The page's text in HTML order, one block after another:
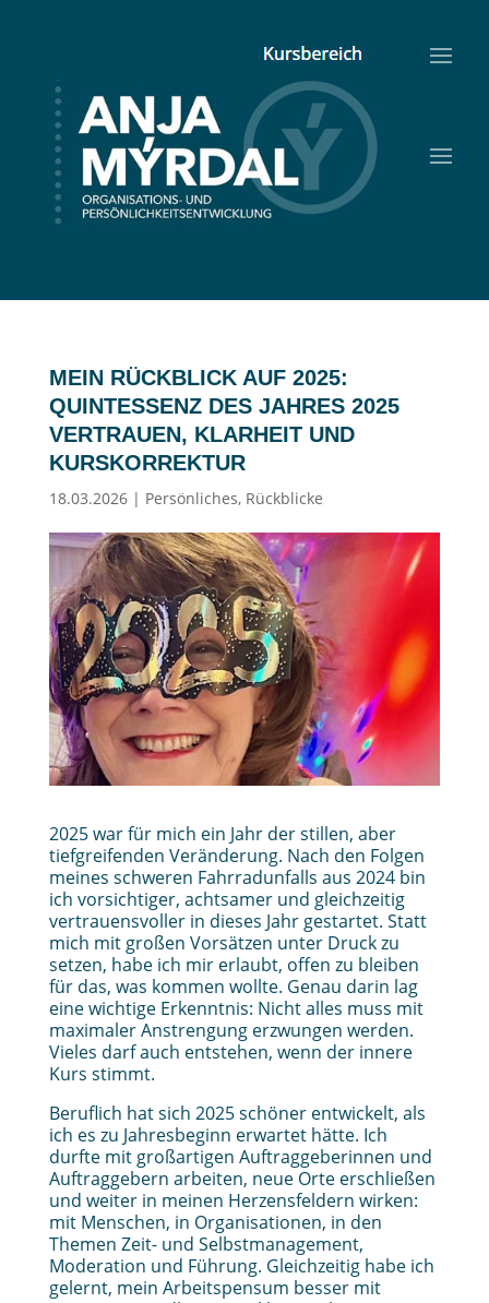
MEIN RÜCKBLICK AUF 2025:
QUINTESSENZ DES JAHRES 2025
VERTRAUEN, KLARHEIT UND
KURSKORREKTUR
18.03.2026| Persönliches, Rückblicke
2025 war für mich ein Jahr der stillen, aber
tiefgreifenden Veränderung. Nach den Folgen
meines schweren Fahrradunfalls aus 2024 bin
ich vorsichtiger, achtsamer und gleichzeitig
vertrauensvoller in dieses Jahr gestartet. Statt
mich mit großen Vorsätzen unter Druck zu
setzen, habe ich mir erlaubt, offen zu bleiben
für das, was kommen wollte. Genau darin lag
eine wichtige Erkenntnis: Nicht alles muss mit
maximaler Anstrengung erzwungen werden.
Vieles darf auch entstehen, wenn der innere
Kurs stimmt.
Beruflich hat sich 2025 schöner entwickelt, als
ich es zu Jahresbeginn erwartet hätte. Ich
durfte mit großartigen Auftraggeberinnen und
Auftraggebern arbeiten, neue Orte erschließen
und weiter in meinen Herzensfeldern wirken:
mit Menschen, in Organisationen, in den
Themen Zeit- und Selbstmanagement,
Moderation und Führung. Gleichzeitig habe ich
gelernt, mein Arbeitspensum besser mit